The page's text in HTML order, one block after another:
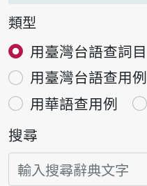
類型
用臺灣台語查詞目
用臺灣台語查用例
用華語查用例
搜尋